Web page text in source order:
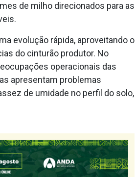
de milho direcionados para as
evolução rápida, aproveitando o
do cinturão produtor. No
operacionais das
apresentam problemas
de umidade no perfil do solo,